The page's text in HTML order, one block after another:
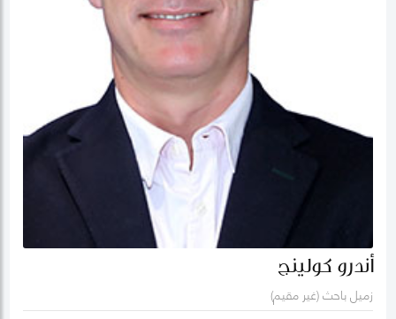
أندرو كولينج
زميل باحث (غير مقيم)